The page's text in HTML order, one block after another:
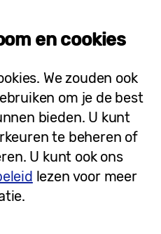
Marketing Manager MX
samen op
die we samen
en e-sports.”
Team Gullit van kracht.
Gullit. Samsung wil
voor de doelgroep.
FIFA22-toernooi
de finale op zondag
en cookies
We zouden ook
om je de best
bieden. U kunt
te beheren of
U kunt ook ons
lezen voor meer